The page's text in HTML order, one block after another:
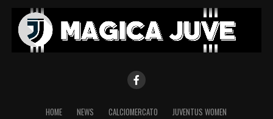
HOME NEWS CALCIOMERCATO
JUVENTUS WOMEN